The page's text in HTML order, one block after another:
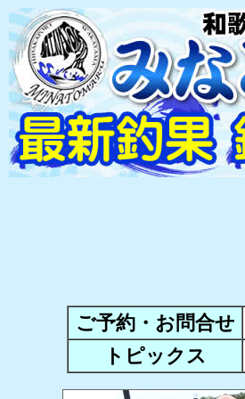
ご予約・お問合せ
トピックス